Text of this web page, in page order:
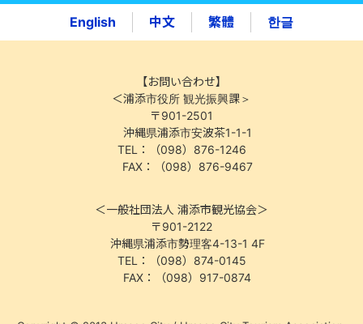
English 中文 繁體 한글
【お問い合わせ】
＜浦添市役所 観光振興課＞
〒901-2501
沖縄県浦添市安波茶1-1-1
TEL：（098）876-1246
FAX：（098）876-9467
＜一般社団法人 浦添市観光協会＞
〒901-2122
沖縄県浦添市勢理客4-13-1 4F
TEL：（098）874-0145
FAX：（098）917-0874